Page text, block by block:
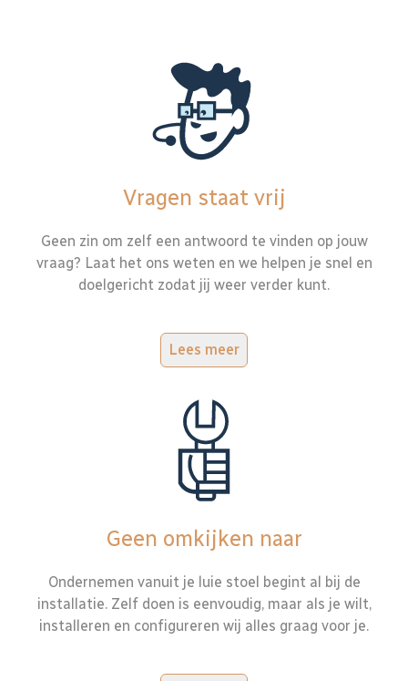
Vragen staat vrij
Geen zin om zelf een antwoord te vinden op jouw
vraag? Laat het ons weten en we helpen je snel en
doelgericht zodat jij weer verder kunt.
Lees meer
Geen omkijken naar
Ondernemen vanuit je luie stoel begint al bij de
installatie. Zelf doen is eenvoudig, maar als je wilt,
installeren en configureren wij alles graag voor je.